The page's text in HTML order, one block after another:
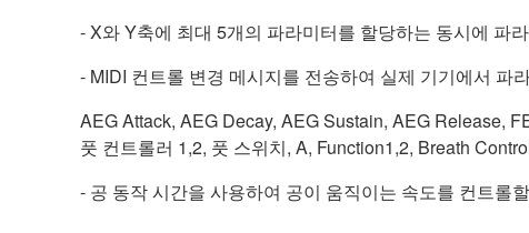
- X와 Y축에 최대 5개의 파라미터를 할당하는 동시에 파
- MIDI 컨트롤 변경 메시지를 전송하여 실제 기기에서 파
AEG Attack, AEG Decay, AEG Sustain, AEG Release,
풋 컨트롤러 1,2, 풋 스위치, A, Function1,2, Breath
- 공 동작 시간을 사용하여 공이 움직이는 속도를 컨트롤